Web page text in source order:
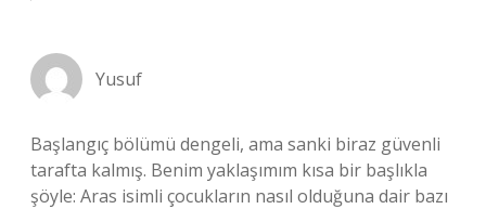
Yusuf
Başlangıç bölümü dengeli, ama sanki biraz güvenli
tarafta kalmış. Benim yaklaşımım kısa bir başlıkla
şöyle: Aras isimli çocukların nasıl olduğuna dair bazı